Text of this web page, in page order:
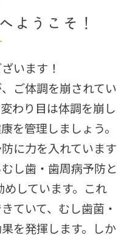
ようこそ！
います！
ご体調を崩されてい
わり目は体調を崩し
を管理しましょう。
に力を入れています
し歯・歯周病予防と
めしています。これ
ていて、むし歯菌・
を発揮します。しか